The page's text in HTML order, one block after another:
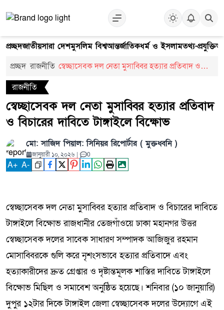
প্রচ্ছদজাতীয়সারা দেশমুসলিম বিশ্বআন্তর্জাতিকধর্ম ও ইসলামতথ্য-প্রযুক্তি
প্রচ্ছদ রাজনীতি স্বেচ্ছাসেবক দল নেতা মুসাব্বির হত্যার প্রতিবাদ ও
রাজনীতি
স্বেচ্ছাসেবক দল নেতা মুসাব্বির হত্যার প্রতিবাদ
ও বিচারের দাবিতে টাঙ্গাইলে বিক্ষোভ
মো: সাজিদ পিয়াল: সিনিয়র রিপোর্টার ( মুক্তধ্বনি )
জানুয়ারী ১০, ২০২৬ | 0
A+ A-
স্বেচ্ছাসেবক দল নেতা মুসাব্বির হত্যার প্রতিবাদ ও বিচারের দাবিতে
টাঙ্গাইলে বিক্ষোভ রাজধানীর তেজগাঁওয়ে ঢাকা মহানগর উত্তর
স্বেচ্ছাসেবক দলের সাবেক সাধারণ সম্পাদক আজিজুর রহমান
মোসাব্বিরকে গুলি করে নৃশংসভাবে হত্যার প্রতিবাদে এবং
হত্যাকারীদের দ্রুত গ্রেপ্তার ও দৃষ্টান্তমূলক শাস্তির দাবিতে টাঙ্গাইলে
বিক্ষোভ মিছিল ও সমাবেশ অনুষ্ঠিত হয়েছে। শনিবার (১০ জানুয়ারি)
দুপুর ১২টার দিকে টাঙ্গাইল জেলা স্বেচ্ছাসেবক দলের উদ্যোগে এই